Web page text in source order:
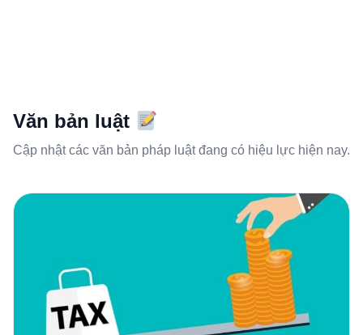
Văn bản luật
Cập nhật các văn bản pháp luật đang có hiệu lực hiện nay.